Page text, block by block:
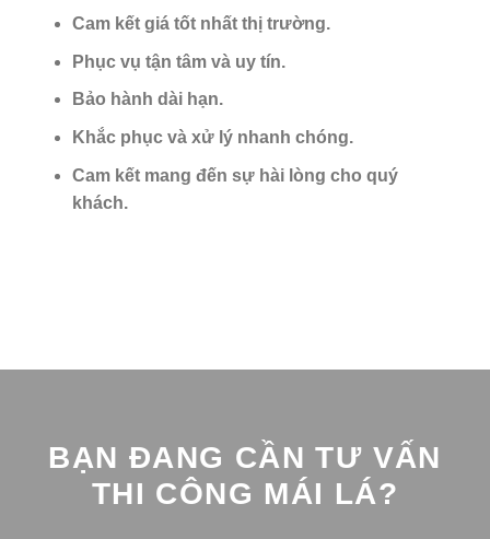
Cam kết giá tốt nhất thị trường.
Phục vụ tận tâm và uy tín.
Bảo hành dài hạn.
Khắc phục và xử lý nhanh chóng.
Cam kết mang đến sự hài lòng cho quý
khách.
BẠN ĐANG CẦN TƯ VẤN
THI CÔNG MÁI LÁ?